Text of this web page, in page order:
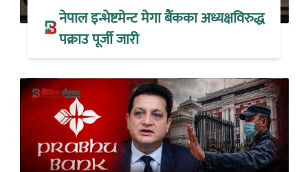
नेपाल इन्भेष्टमेन्ट मेगा बैंकका अध्यक्षविरुद्ध
पक्राउ पूर्जी जारी